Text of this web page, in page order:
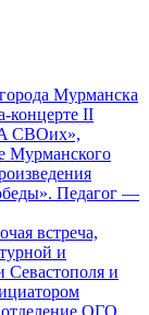
Мурманска
концерте II
СВОих»,
Мурманского
Педагог —
встреча,
и
Севастополя и
ОГО